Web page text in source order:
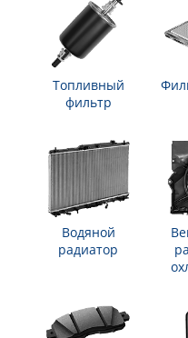
Топливный
фильтр
Водяной
радиатор